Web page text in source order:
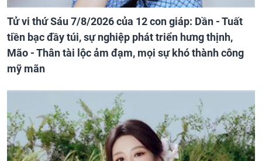
Tử vi thứ Sáu 7/8/2026 của 12 con giáp: Dần - Tuất
tiền bạc đầy túi, sự nghiệp phát triển hưng thịnh,
Mão - Thân tài lộc ảm đạm, mọi sự khó thành công
mỹ mãn